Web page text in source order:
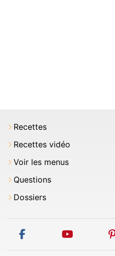
Recettes
Recettes vidéo
Voir les menus
Questions
Dossiers
facebook youtube